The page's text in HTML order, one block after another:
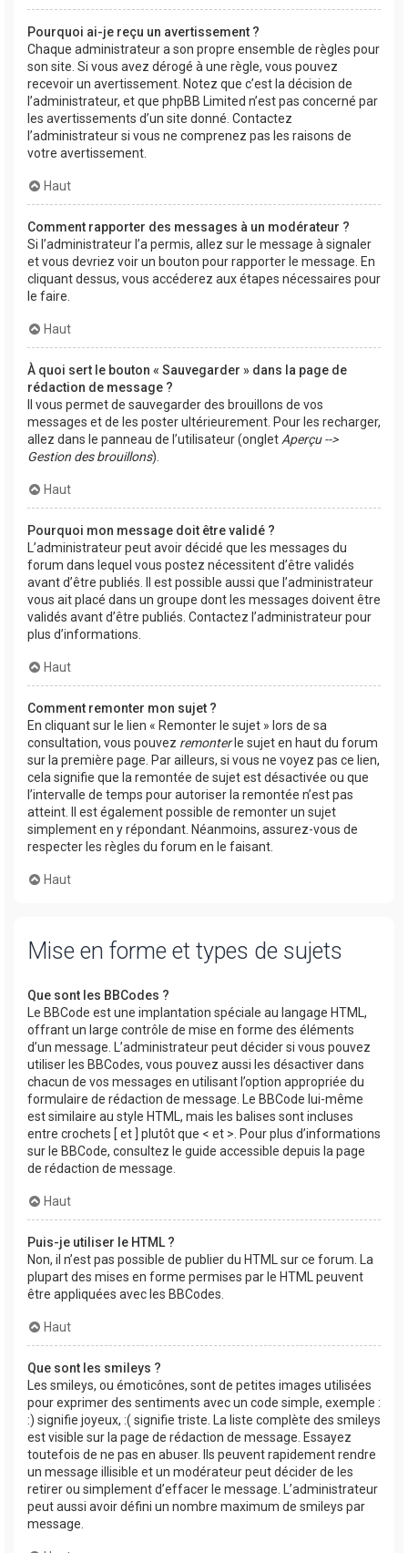
Pourquoi ai-je reçu un avertissement ?
Chaque administrateur a son propre ensemble de règles pour
son site. Si vous avez dérogé à une règle, vous pouvez
recevoir un avertissement. Notez que c’est la décision de
l’administrateur, et que phpBB Limited n’est pas concerné par
les avertissements d’un site donné. Contactez
l’administrateur si vous ne comprenez pas les raisons de
votre avertissement.
Haut
Comment rapporter des messages à un modérateur ?
Si l’administrateur l’a permis, allez sur le message à signaler
et vous devriez voir un bouton pour rapporter le message. En
cliquant dessus, vous accéderez aux étapes nécessaires pour
le faire.
Haut
À quoi sert le bouton « Sauvegarder » dans la page de
rédaction de message ?
Il vous permet de sauvegarder des brouillons de vos
messages et de les poster ultérieurement. Pour les recharger,
allez dans le panneau de l’utilisateur (ongletAperçu -->
Gestion des brouillons).
Haut
Pourquoi mon message doit être validé ?
L’administrateur peut avoir décidé que les messages du
forum dans lequel vous postez nécessitent d’être validés
avant d’être publiés. Il est possible aussi que l’administrateur
vous ait placé dans un groupe dont les messages doivent être
validés avant d’être publiés. Contactez l’administrateur pour
plus d’informations.
Haut
Comment remonter mon sujet ?
En cliquant sur le lien « Remonter le sujet » lors de sa
consultation, vous pouvez remonterle sujet en haut du forum
sur la première page. Par ailleurs, si vous ne voyez pas ce lien,
cela signifie que la remontée de sujet est désactivée ou que
l’intervalle de temps pour autoriser la remontée n’est pas
atteint. Il est également possible de remonter un sujet
simplement en y répondant. Néanmoins, assurez-vous de
respecter les règles du forum en le faisant.
Haut
Mise en forme et types de sujets
Que sont les BBCodes ?
Le BBCode est une implantation spéciale au langage HTML,
offrant un large contrôle de mise en forme des éléments
d’un message. L’administrateur peut décider si vous pouvez
utiliser les BBCodes, vous pouvez aussi les désactiver dans
chacun de vos messages en utilisant l’option appropriée du
formulaire de rédaction de message. Le BBCode lui-même
est similaire au style HTML, mais les balises sont incluses
entre crochets [ et ] plutôt que < et >. Pour plus d’informations
sur le BBCode, consultez le guide accessible depuis la page
de rédaction de message.
Haut
Puis-je utiliser le HTML ?
Non, il n’est pas possible de publier du HTML sur ce forum. La
plupart des mises en forme permises par le HTML peuvent
être appliquées avec les BBCodes.
Haut
Que sont les smileys ?
Les smileys, ou émoticônes, sont de petites images utilisées
pour exprimer des sentiments avec un code simple, exemple :
:) signifie joyeux, :( signifie triste. La liste complète des smileys
est visible sur la page de rédaction de message. Essayez
toutefois de ne pas en abuser. Ils peuvent rapidement rendre
un message illisible et un modérateur peut décider de les
retirer ou simplement d’effacer le message. L’administrateur
peut aussi avoir défini un nombre maximum de smileys par
message.